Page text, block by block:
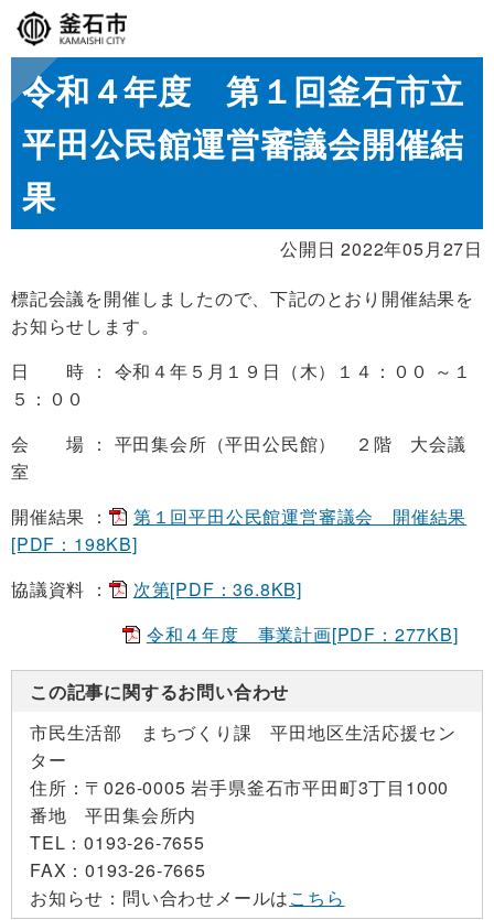
令和４年度 第１回釜石市立
平田公民館運営審議会開催結
果
公開日 2022年05月27日
標記会議を開催しましたので、下記のとおり開催結果を
お知らせします。
日 時 ： 令和４年５月１９日（木）１４：００ ～１
５：００
会 場 ： 平田集会所（平田公民館） ２階 大会議
室
開催結果 ：
第１回平田公民館運営審議会 開催結果
[PDF：198KB]
協議資料 ：
次第[PDF：36.8KB]
令和４年度 事業計画[PDF：277KB]
この記事に関するお問い合わせ
市民生活部 まちづくり課 平田地区生活応援セン
ター
住所： 〒026-0005 岩手県釜石市平田町3丁目1000
番地 平田集会所内
TEL：0193-26-7655
FAX：0193-26-7665
お知らせ： 問い合わせメールはこちら